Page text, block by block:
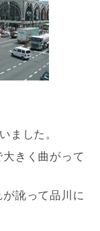
ました。
きく曲がって
訛って品川に